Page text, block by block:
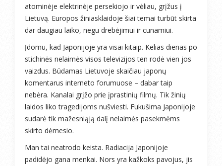
atominėje elektrinėje persekiojo ir vėliau, grįžus į
Lietuvą. Europos žiniasklaidoje šiai temai turbūt skirta
dar daugiau laiko, negu drebėjimui ir cunamiui.
Įdomu, kad Japonijoje yra visai kitaip. Kelias dienas po
stichinės nelaimės visos televizijos ten rodė vien jos
vaizdus. Būdamas Lietuvoje skaičiau japonų
komentarus interneto forumuose – dabar taip
nebėra. Kanalai grįžo prie įprastinių filmų. Tik žinių
laidos liko tragedijoms nušviesti. Fukušima Japonijoje
sudarė tik mažesniąją dalį nelaimės pasekmėms
skirto dėmesio.
Man tai neatrodo keista. Radiacija Japonijoje
padidėjo gana menkai. Nors yra kažkoks pavojus, jis